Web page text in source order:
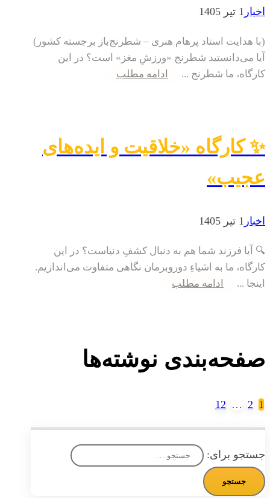
اخبار 1 تیر 1405
(با هدایت استاد پرهام هنری – شطرنج‌باز برجسته کشور)
آیا می‌دانستید شطرنج «ورزشِ مغز» است؟ در این
کارگاه، ما شطرنج ...
ادامه مطلب
✨ کارگاه «خلاقیت و ایده‌های
عجیب»
اخبار 1 تیر 1405
🔍 آیا فرزند شما هم به دنبال کشفِ دنیاست؟ در این
کارگاه، ما به اشیاءِ دوروبرمان نگاهی متفاوت می‌اندازیم.
اینجا ...
ادامه مطلب
صفحه‌بندی نوشته‌ها
1
2
…
12
جستجو برای: